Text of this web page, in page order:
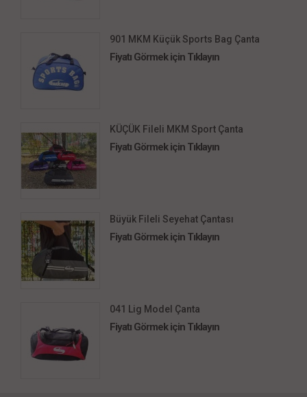
901 MKM Küçük Sports Bag Çanta
Fiyatı Görmek için Tıklayın
KÜÇÜK Fileli MKM Sport Çanta
Fiyatı Görmek için Tıklayın
Büyük Fileli Seyehat Çantası
Fiyatı Görmek için Tıklayın
041 Lig Model Çanta
Fiyatı Görmek için Tıklayın